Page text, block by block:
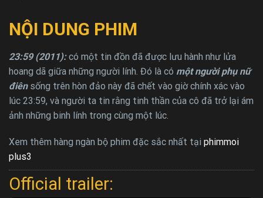
NỘI DUNG PHIM
23:59 (2011):có một tin đồn đã được lưu hành như lửa
hoang dã giữa những người lính. Đó là có một người phụ nữ
điênsống trên hòn đảo này đã chết vào giờ chính xác vào
lúc 23:59, và người ta tin rằng tinh thần của cô đã trở lại ám
ảnh những binh lính trong cùng một lúc.
Xem thêm hàng ngàn bộ phim đặc sắc nhất tại phimmoi
plus3
Official trailer: